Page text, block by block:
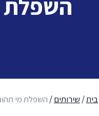
השפלת
בית/ שירותים/ השפלת מי